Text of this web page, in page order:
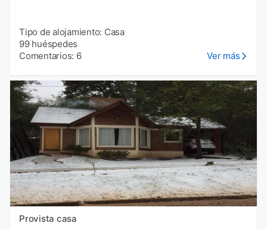
Tipo de alojamiento: Casa
99 huéspedes
Comentarios: 6
Ver más
Provista casa